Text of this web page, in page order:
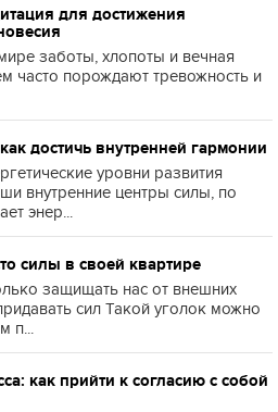
для достижения
заботы, хлопоты и вечная
часто порождают тревожность и
достичь внутренней гармонии
уровни развития
внутренние центры силы, по
энер...
силы в своей квартире
защищать нас от внешних
сил Такой уголок можно
п...
как прийти к согласию с собой